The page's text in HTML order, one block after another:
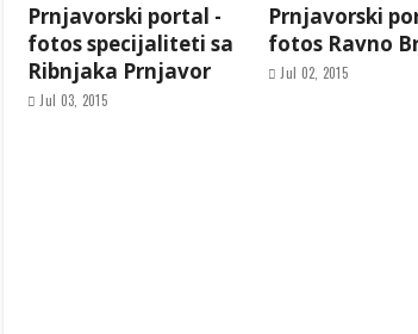
Prnjavorski portal -
fotos specijaliteti sa
Ribnjaka Prnjavor
Jul 03, 2015
Prnjavorski
fotos Ravno
Jul 02, 2015